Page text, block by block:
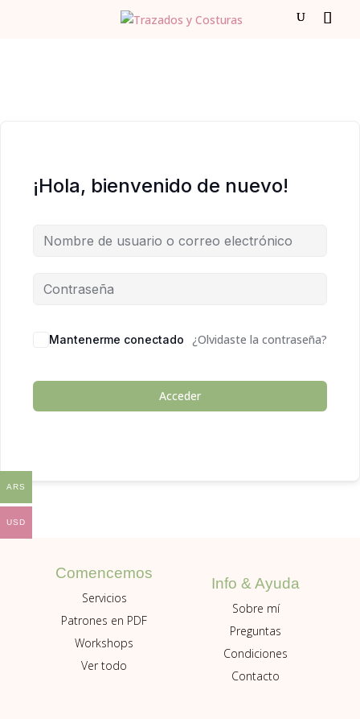
¡Hola, bienvenido de nuevo!
Mantenerme conectado ¿Olvidaste la contraseña?
Acceder
Comencemos
Servicios
Patrones en PDF
Workshops
Ver todo
Info & Ayuda
Sobre mí
Preguntas
Condiciones
Contacto
ARS
USD